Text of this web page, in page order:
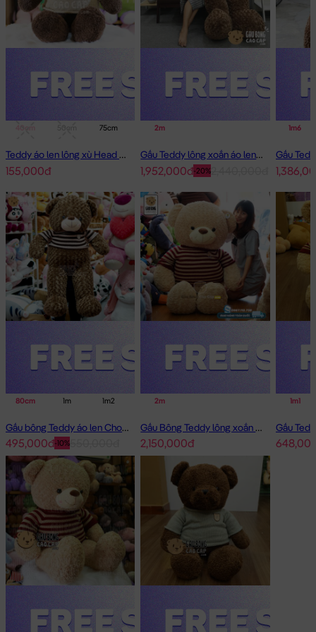
Kẹo Bông Gối ôm đang nằm trong danh sách những sản phẩm
Gấu Bông Giá Rẻ
BÁN CHẠY và đang được các bạn trẻ YÊU
THÍCH NHẤT.
Kẹo Bông Gối ôm
được thiết kế với 1 kích thước Gấu Bông lớn
nhỏ khác nhau: 70cm
Cách đo Size Gấu Bông:
75cm
Teddy áo len lông xù Head and Tales
155,000đ
2m
Gấu Teddy lông xoắn áo len Choco 2m - Hàng Nhập
-20%
1,952,000đ
1m6
80cm 1m 1m2 1m6
Gấu bông Teddy áo len Choco
-10%
495,000đ
2m
Gấu Bông Teddy lông xoắn áo len cafe sữa 2m - Hàng Nhập
2,150,000đ
1m1